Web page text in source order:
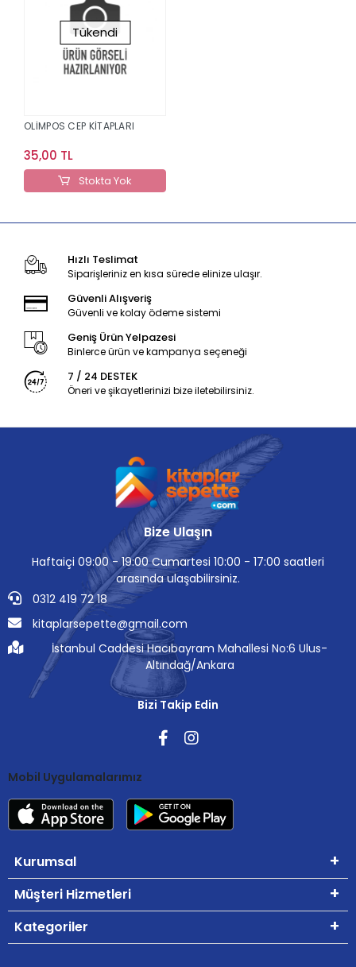
Tükendi
OLİMPOS CEP KİTAPLARI
35,00 TL
Stokta Yok
Hızlı Teslimat
Siparişleriniz en kısa sürede elinize ulaşır.
Güvenli Alışveriş
Güvenli ve kolay ödeme sistemi
Geniş Ürün Yelpazesi
Binlerce ürün ve kampanya seçeneği
7 / 24 DESTEK
Öneri ve şikayetlerinizi bize iletebilirsiniz.
Bize Ulaşın
Haftaiçi 09:00 - 19:00 Cumartesi 10:00 - 17:00 saatleri
arasında ulaşabilirsiniz.
0312 419 72 18
kitaplarsepette@gmail.com
İstanbul Caddesi Hacıbayram Mahallesi No:6 Ulus-
Altındağ/Ankara
Bizi Takip Edin
Mobil Uygulamalarımız
Kurumsal
Müşteri Hizmetleri
Kategoriler